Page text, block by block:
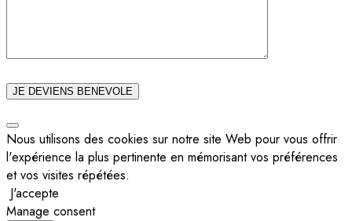
Nous utilisons des cookies sur notre site Web pour vous offrir
l'expérience la plus pertinente en mémorisant vos préférences
et vos visites répétées.
J'accepte
Manage consent